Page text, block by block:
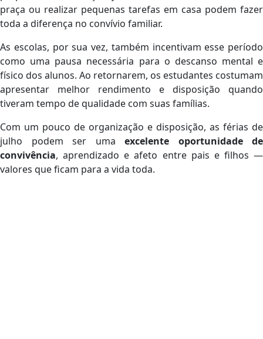
praça ou realizar pequenas tarefas em casa podem fazer
toda a diferença no convívio familiar.
As escolas, por sua vez, também incentivam esse período
como uma pausa necessária para o descanso mental e
físico dos alunos. Ao retornarem, os estudantes costumam
apresentar melhor rendimento e disposição quando
tiveram tempo de qualidade com suas famílias.
Com um pouco de organização e disposição, as férias de
julho podem ser uma excelente oportunidade de
convivência, aprendizado e afeto entre pais e filhos —
valores que ficam para a vida toda.